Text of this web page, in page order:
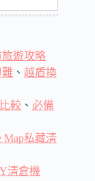
遊攻略
難 、 越盾換
較 、 必備
Map私藏清
清倉機